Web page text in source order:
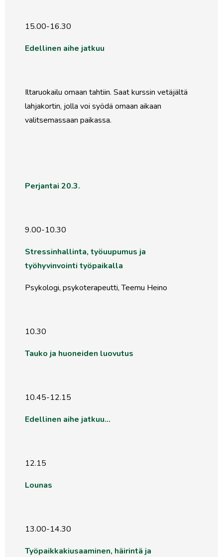
15.00-16.30
Edellinen aihe jatkuu
Iltaruokailu omaan tahtiin. Saat kurssin vetäjältä
lahjakortin, jolla voi syödä omaan aikaan
valitsemassaan paikassa.
Perjantai 20.3.
9.00-10.30
Stressinhallinta, työuupumus ja
työhyvinvointi työpaikalla
Psykologi, psykoterapeutti, Teemu Heino
10.30
Tauko ja huoneiden luovutus
10.45-12.15
Edellinen aihe jatkuu…
12.15
Lounas
13.00-14.30
Työpaikkakiusaaminen, häirintä ja